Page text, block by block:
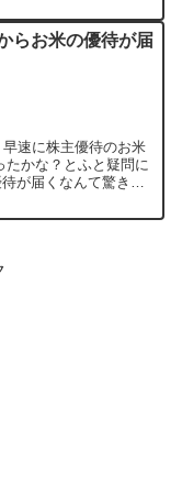
らお米の優待が届
速に株主優待のお米
たかな？とふと疑問に
が届くなんて驚きで